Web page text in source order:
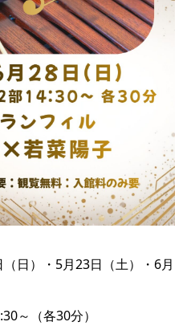
日）・5月23日（土）・6月
～（各30分）